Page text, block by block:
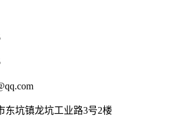
东坑镇龙坑工业路3号2楼